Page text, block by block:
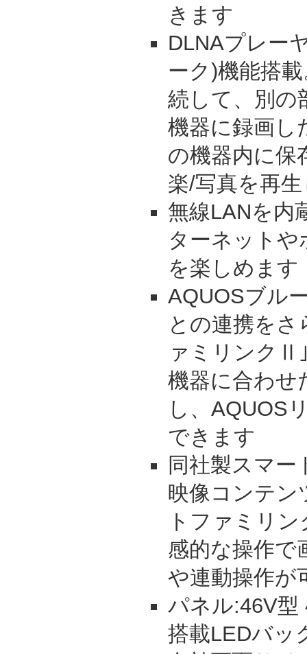
きます
DLNAプレー
ーク)機能搭
続して、別の
機器に録画し
の機器内に保
楽/写真を再
無線LANを内
ターネット
を楽しめます
AQUOSブル
との連携を
ァミリンクⅡ
機器に合わせ
し、AQUOS
できます
同社製スマ
映像コンテン
トファミリ
感的な操作で
や連動操作が
パネル:46V型
搭載LEDバッ